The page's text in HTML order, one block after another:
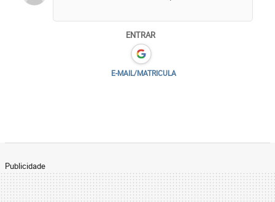
ENTRAR
E-MAIL/MATRICULA
Publicidade